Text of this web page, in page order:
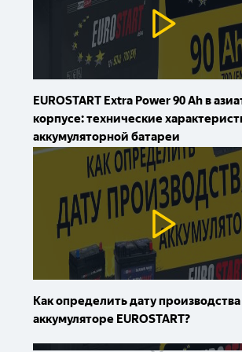
EUROSTART Extra Power 90 Ah в
корпусе: технические
аккумуляторной батареи
Как определить дату производства
аккумуляторе EUROSTART?